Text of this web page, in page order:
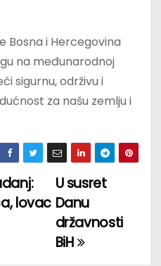
Bosna i Hercegovina
na međunarodnoj
sigurnu, održivu i
za našu zemlju i
U susret
Danu
državnosti
BiH
lovac